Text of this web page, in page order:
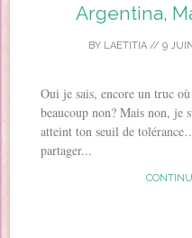
Argentina,
BY LAETITIA// 9
Oui je sais, encore un truc
beaucoup non? Mais non, je
atteint ton seuil de
partager...